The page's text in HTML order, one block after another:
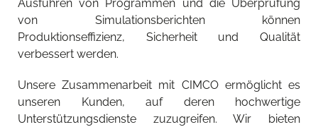
Ausführen von Programmen und die Überprüfung
von Simulationsberichten können
Produktionseffizienz, Sicherheit und Qualität
verbessert werden.
Unsere Zusammenarbeit mit CIMCO ermöglicht es
unseren Kunden, auf deren hochwertige
Unterstützungsdienste zuzugreifen. Wir bieten